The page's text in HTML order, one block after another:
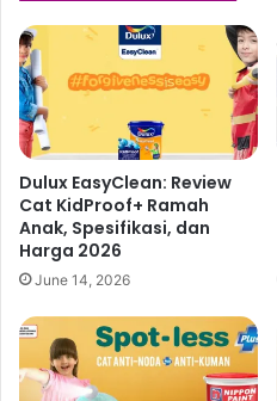
Dulux EasyClean: Review
Cat KidProof+ Ramah
Anak, Spesifikasi, dan
Harga 2026
June 14, 2026